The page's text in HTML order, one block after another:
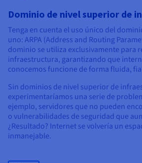
Dominio de nivel superior de
Tenga en cuenta el uso único del
uno: ARPA (Address and Routing
dominio se utiliza exclusivamente para
infraestructura, garantizando que
conocemos funcione de forma fluida,
Sin dominios de nivel superior de
experimentaríamos una serie de
ejemplo, servidores que no pueden
o vulnerabilidades de seguridad que
¿Resultado? Internet se volvería un
inmanejable.